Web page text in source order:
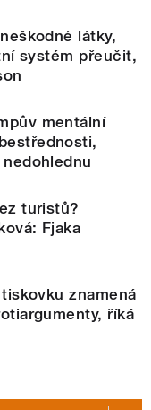
látky,
systém přeučit,
mentální
turistů?
Fjaka
znamená
říká